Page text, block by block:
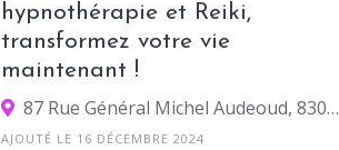
hypnothérapie et Reiki,
transformez votre vie
maintenant !
87 Rue Général Michel Audeoud, 83000 Toulon
AJOUTÉ LE 16 DÉCEMBRE 2024